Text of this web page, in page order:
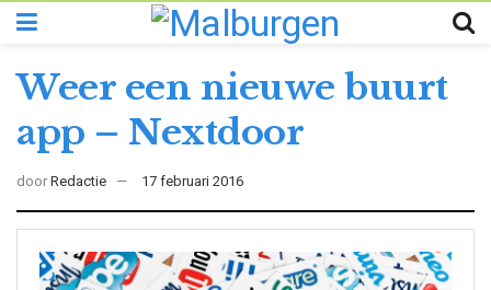
Weer een nieuwe buurt
app – Nextdoor
door Redactie 17 februari 2016